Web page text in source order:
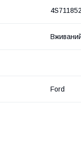
Ford